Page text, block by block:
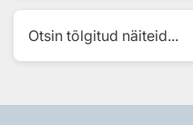
Otsin tõlgitud näiteid...